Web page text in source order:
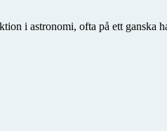
i astronomi, ofta på ett ganska